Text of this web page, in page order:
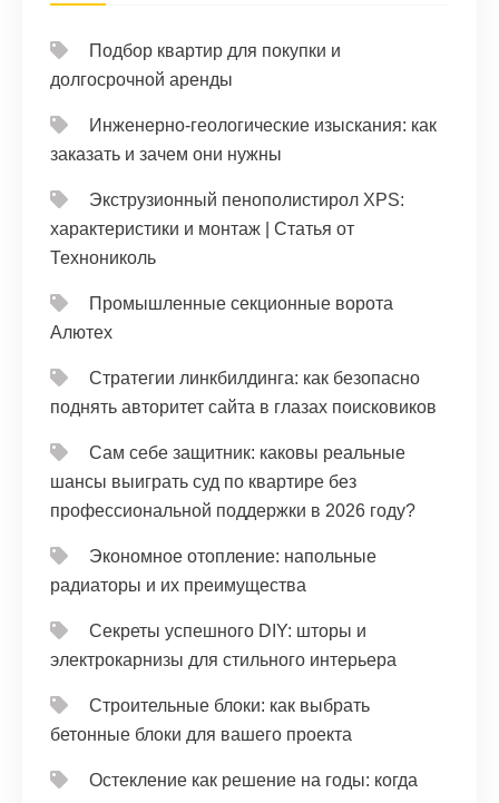
Подбор квартир для покупки и
долгосрочной аренды
Инженерно-геологические изыскания: как
заказать и зачем они нужны
Экструзионный пенополистирол XPS:
характеристики и монтаж | Статья от
Технониколь
Промышленные секционные ворота
Алютех
Стратегии линкбилдинга: как безопасно
поднять авторитет сайта в глазах поисковиков
Сам себе защитник: каковы реальные
шансы выиграть суд по квартире без
профессиональной поддержки в 2026 году?
Экономное отопление: напольные
радиаторы и их преимущества
Секреты успешного DIY: шторы и
электрокарнизы для стильного интерьера
Строительные блоки: как выбрать
бетонные блоки для вашего проекта
Остекление как решение на годы: когда